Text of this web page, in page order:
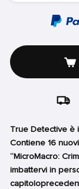
True Detective è
Contiene 16
“MicroMacro:
imbattervi in